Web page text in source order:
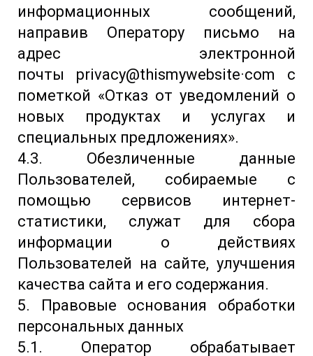
информационных сообщений,
направив Оператору письмо на
адрес электронной
почты privacy@thismywebsite·com с
пометкой «Отказ от уведомлений о
новых продуктах и услугах и
специальных предложениях».
4.3. Обезличенные данные
Пользователей, собираемые с
помощью сервисов интернет-
статистики, служат для сбора
информации о действиях
Пользователей на сайте, улучшения
качества сайта и его содержания.
5. Правовые основания обработки
персональных данных
5.1. Оператор обрабатывает